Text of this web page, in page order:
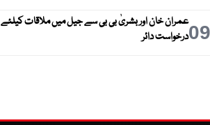
09عمران خان اور بشریٰ بی بی سے جیل میں ملاقات کیلئے
درخواست دائر